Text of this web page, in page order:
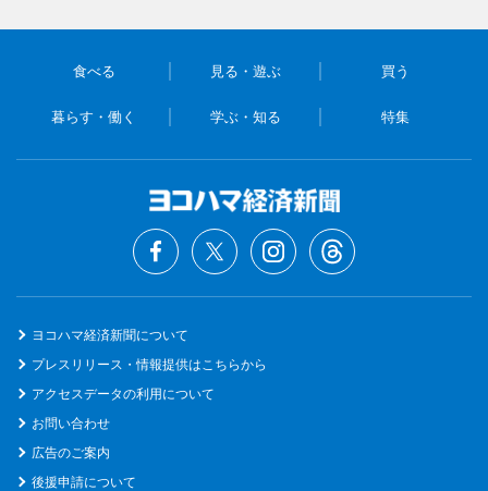
食べる 見る・遊ぶ 買う
暮らす・働く 学ぶ・知る 特集
ヨコハマ経済新聞について
プレスリリース・情報提供はこちらから
アクセスデータの利用について
お問い合わせ
広告のご案内
後援申請について